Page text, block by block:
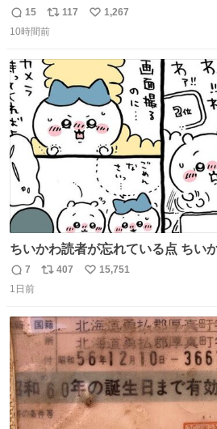
安鉄筋家族
返
信
15
リ
ポ
ト
数
117
い
1,267
10時間前
ちいかわ読者が忘れている点 ちいかわはゲームが滅茶苦茶
上手い
返
信
7
リ
ト
数
407
い
数
15,751
1日前